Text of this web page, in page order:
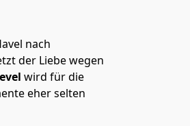
nach
der Liebe wegen
wird für die
eher selten